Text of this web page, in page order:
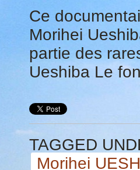
Ce
Morihei
partie des
Ueshiba Le
TAGGED
Morihei